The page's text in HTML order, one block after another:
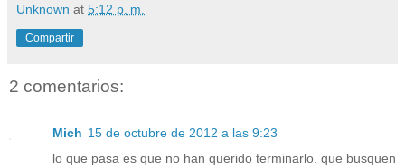
Unknown at 5:12 p. m.
Compartir
2 comentarios:
Mich 15 de octubre de 2012 a las 9:23
lo que pasa es que no han querido terminarlo. que busquen